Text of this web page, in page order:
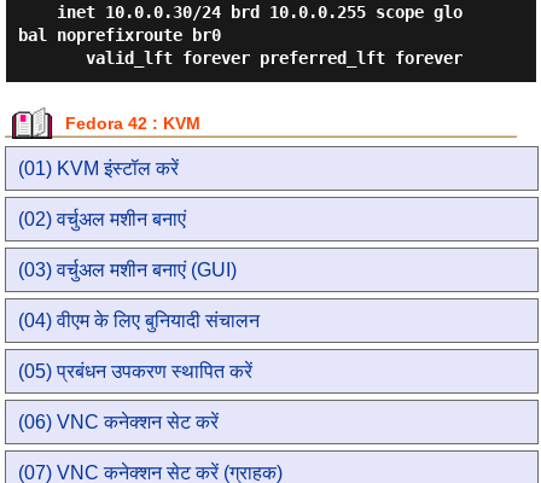
bal noprefixroute br0
       valid_lft forever preferred_lft forever
Fedora 42 : KVM
(01) KVM इंस्टॉल करें
(02) वर्चुअल मशीन बनाएं
(03) वर्चुअल मशीन बनाएं (GUI)
(04) वीएम के लिए बुनियादी संचालन
(05) प्रबंधन उपकरण स्थापित करें
(06) VNC कनेक्शन सेट करें
(07) VNC कनेक्शन सेट करें (ग्राहक)